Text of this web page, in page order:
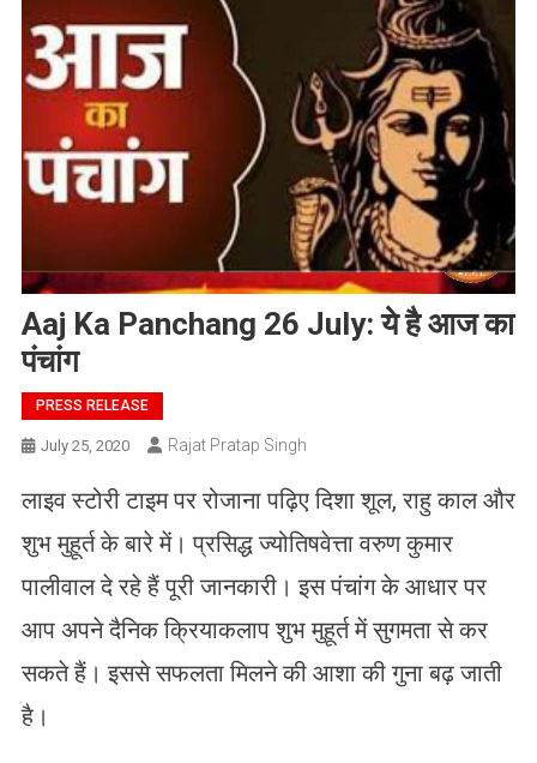
Aaj Ka Panchang 26 July: ये है आज का
पंचांग
PRESS RELEASE
July 25, 2020 Rajat Pratap Singh
लाइव स्टोरी टाइम पर रोजाना पढ़िए दिशा शूल, राहु काल और
शुभ मुहूर्त के बारे में। प्रसिद्ध ज्योतिषवेत्ता वरुण कुमार
पालीवाल दे रहे हैं पूरी जानकारी। इस पंचांग के आधार पर
आप अपने दैनिक क्रियाकलाप शुभ मुहूर्त में सुगमता से कर
सकते हैं। इससे सफलता मिलने की आशा की गुना बढ़ जाती
है।